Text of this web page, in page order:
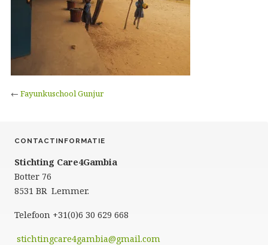
← Fayunkuschool Gunjur
CONTACTINFORMATIE
Stichting Care4Gambia
Botter 76
8531 BR Lemmer.
Telefoon +31(0)6 30 629 668
stichtingcare4gambia@gmail.com